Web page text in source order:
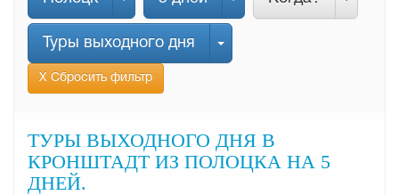
Туры выходного дня
Х Сбросить фильтр
ТУРЫ ВЫХОДНОГО ДНЯ В
КРОНШТАДТ ИЗ ПОЛОЦКА НА 5
ДНЕЙ.